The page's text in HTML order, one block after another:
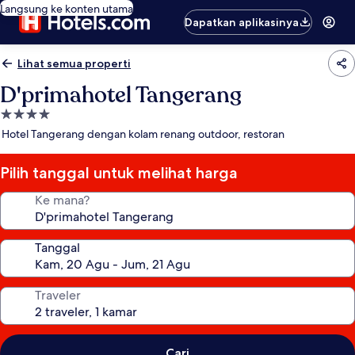
Langsung ke konten utama
Dapatkan aplikasinya
Lihat semua properti
D'primahotel Tangerang
Properti
bintang
Hotel Tangerang dengan kolam renang outdoor, restoran
Pilih tanggal untuk melihat harga
Ke mana?
Tanggal
Traveler